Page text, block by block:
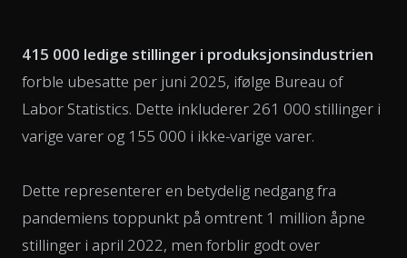
415 000 ledige stillinger i produksjonsindustrien
forble ubesatte per juni 2025, ifølge Bureau of
Labor Statistics. Dette inkluderer 261 000 stillinger i
varige varer og 155 000 i ikke-varige varer.
Dette representerer en betydelig nedgang fra
pandemiens toppunkt på omtrent 1 million åpne
stillinger i april 2022, men forblir godt over